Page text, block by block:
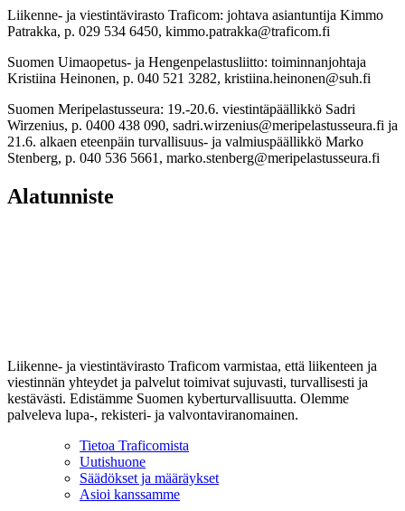
Liikenne- ja viestintävirasto Traficom: johtava asiantuntija Kimmo
Patrakka, p. 029 534 6450, kimmo.patrakka@traficom.fi
Suomen Uimaopetus- ja Hengenpelastusliitto: toiminnanjohtaja
Kristiina Heinonen, p. 040 521 3282, kristiina.heinonen@suh.fi
Suomen Meripelastusseura: 19.-20.6. viestintäpäällikkö Sadri
Wirzenius, p. 0400 438 090, sadri.wirzenius@meripelastusseura.fi ja
21.6. alkaen eteenpäin turvallisuus- ja valmiuspäällikkö Marko
Stenberg, p. 040 536 5661, marko.stenberg@meripelastusseura.fi
Alatunniste
Liikenne- ja viestintävirasto Traficom varmistaa, että liikenteen ja
viestinnän yhteydet ja palvelut toimivat sujuvasti, turvallisesti ja
kestävästi. Edistämme Suomen kyberturvallisuutta. Olemme
palveleva lupa-, rekisteri- ja valvontaviranomainen.
Tietoa Traficomista
Uutishuone
Säädökset ja määräykset
Asioi kanssamme